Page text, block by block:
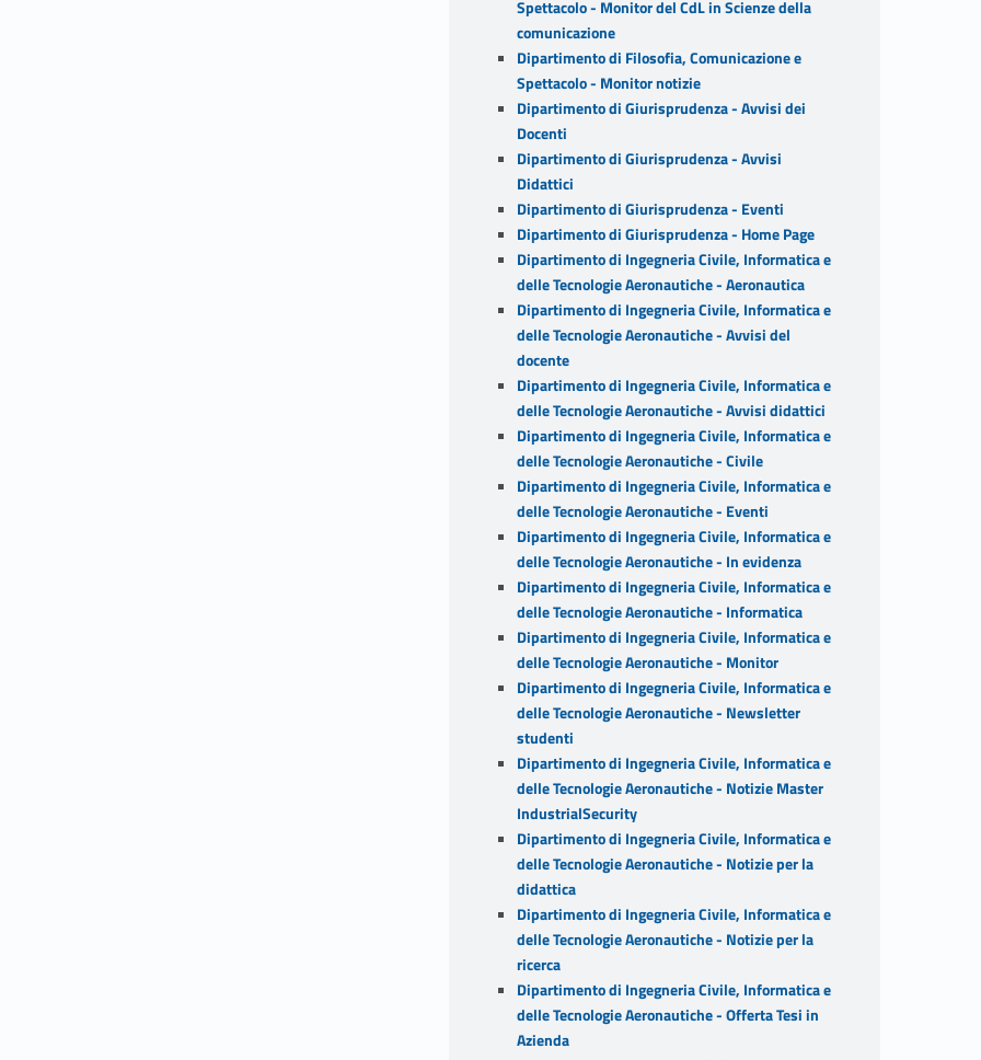
Spettacolo - Monitor del CdL in Scienze della
comunicazione
Dipartimento di Filosofia, Comunicazione e
Spettacolo - Monitor notizie
Dipartimento di Giurisprudenza - Avvisi dei
Docenti
Dipartimento di Giurisprudenza - Avvisi
Didattici
Dipartimento di Giurisprudenza - Eventi
Dipartimento di Giurisprudenza - Home Page
Dipartimento di Ingegneria Civile, Informatica e
delle Tecnologie Aeronautiche - Aeronautica
Dipartimento di Ingegneria Civile, Informatica e
delle Tecnologie Aeronautiche - Avvisi del
docente
Dipartimento di Ingegneria Civile, Informatica e
delle Tecnologie Aeronautiche - Avvisi didattici
Dipartimento di Ingegneria Civile, Informatica e
delle Tecnologie Aeronautiche - Civile
Dipartimento di Ingegneria Civile, Informatica e
delle Tecnologie Aeronautiche - Eventi
Dipartimento di Ingegneria Civile, Informatica e
delle Tecnologie Aeronautiche - In evidenza
Dipartimento di Ingegneria Civile, Informatica e
delle Tecnologie Aeronautiche - Informatica
Dipartimento di Ingegneria Civile, Informatica e
delle Tecnologie Aeronautiche - Monitor
Dipartimento di Ingegneria Civile, Informatica e
delle Tecnologie Aeronautiche - Newsletter
studenti
Dipartimento di Ingegneria Civile, Informatica e
delle Tecnologie Aeronautiche - Notizie Master
IndustrialSecurity
Dipartimento di Ingegneria Civile, Informatica e
delle Tecnologie Aeronautiche - Notizie per la
didattica
Dipartimento di Ingegneria Civile, Informatica e
delle Tecnologie Aeronautiche - Notizie per la
ricerca
Dipartimento di Ingegneria Civile, Informatica e
delle Tecnologie Aeronautiche - Offerta Tesi in
Azienda